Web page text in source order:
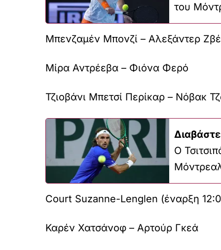
του
Μπενζαμέν Μπονζί – Αλεξάντερ
Μίρα Αντρέεβα – Φιόνα Φερό
Τζιοβάνι Μπετσί Περίκαρ – Νόβακ
Ο
Court Suzanne-Lenglen (έναρξη
Καρέν Χατσάνοφ – Αρτούρ Γκεά